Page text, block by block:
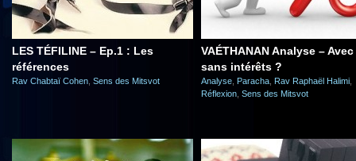
LES TÉFILINE – Ep.1 : Les
références
Rav Chabtaï Cohen Sens des Mitsvot
VAÉTHANAN Analyse –
sans intérêts ?
Analyse Paracha Rav Raphaël Halimi
Réflexion Sens des Mitsvot